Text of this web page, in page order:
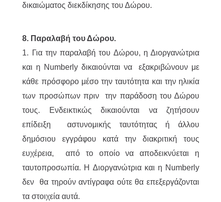
δικαιώματος διεκδίκησης του Δώρου.
8. Παραλαβή του Δώρου.
1. Για την παραλαβή του Δώρου, η Διοργανώτρια
και η Numberly δικαιούνται να εξακριβώνουν με
κάθε πρόσφορο μέσο την ταυτότητα και την ηλικία
των προσώπων πριν την παράδοση του Δώρου
τους. Ενδεικτικώς δικαιούνται να ζητήσουν
επίδειξη αστυνομικής ταυτότητας ή άλλου
δημόσιου εγγράφου κατά την διακριτική τους
ευχέρεια, από το οποίο να αποδεικνύεται η
ταυτοπροσωπία. Η Διοργανώτρια και η Numberly
δεν θα τηρούν αντίγραφα ούτε θα επεξεργάζονται
τα στοιχεία αυτά.